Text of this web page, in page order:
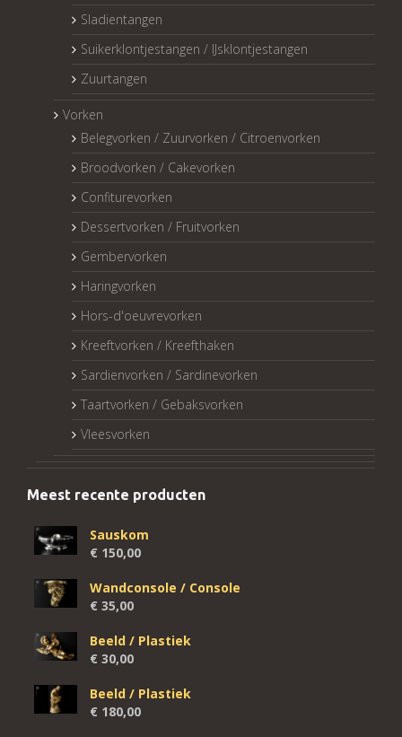
Sladientangen
Suikerklontjestangen / IJsklontjestangen
Zuurtangen
Vorken
Belegvorken / Zuurvorken / Citroenvorken
Broodvorken / Cakevorken
Confiturevorken
Dessertvorken / Fruitvorken
Gembervorken
Haringvorken
Hors-d'oeuvrevorken
Kreeftvorken / Kreefthaken
Sardienvorken / Sardinevorken
Taartvorken / Gebaksvorken
Vleesvorken
Meest recente producten
Sauskom
€ 150,00
Wandconsole / Console
€ 35,00
Beeld / Plastiek
€ 30,00
Beeld / Plastiek
€ 180,00